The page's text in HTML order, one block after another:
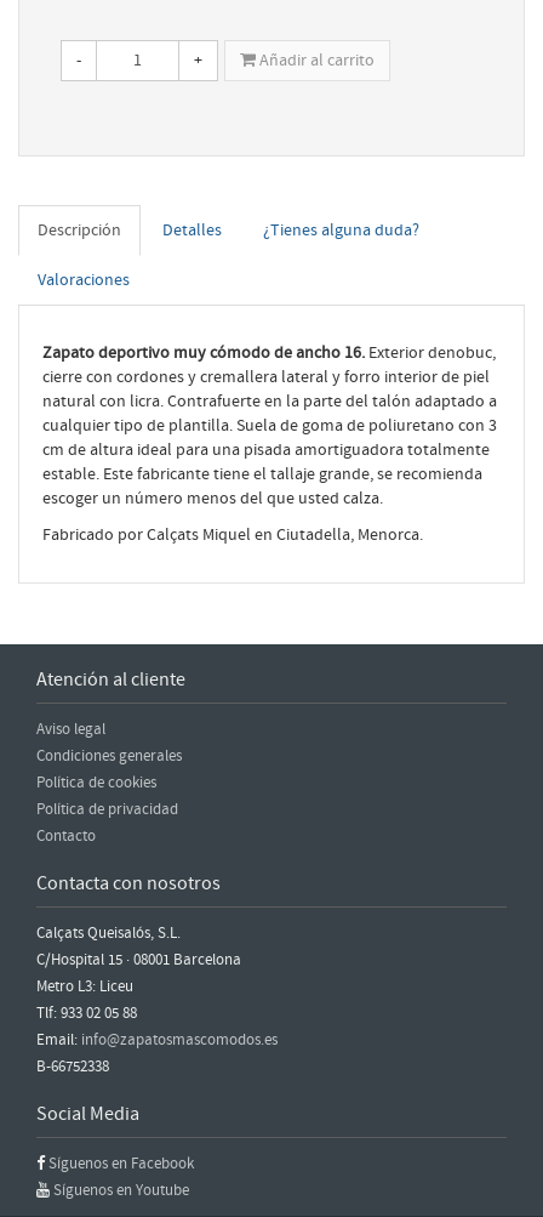
- + Añadir al carrito
Descripción Detalles ¿Tienes alguna duda?
Valoraciones
Zapato deportivo muy cómodo de ancho 16. Exterior denobuc,
cierre con cordones y cremallera lateral y forro interior de piel
natural con licra. Contrafuerte en la parte del talón adaptado a
cualquier tipo de plantilla. Suela de goma de poliuretano con 3
cm de altura ideal para una pisada amortiguadora totalmente
estable. Este fabricante tiene el tallaje grande, se recomienda
escoger un número menos del que usted calza.
Fabricado por Calçats Miquel en Ciutadella, Menorca.
Atención al cliente
Aviso legal
Condiciones generales
Política de cookies
Política de privacidad
Contacto
Contacta con nosotros
Calçats Queisalós, S.L.
C/Hospital 15 · 08001 Barcelona
Metro L3: Liceu
Tlf: 933 02 05 88
Email: info@zapatosmascomodos.es
B-66752338
Social Media
Síguenos en Facebook
Síguenos en Youtube